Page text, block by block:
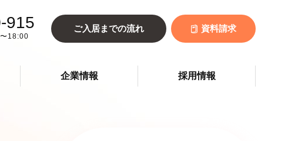
915
18:00
ご入居までの流れ 資料請求
企業情報 採用情報